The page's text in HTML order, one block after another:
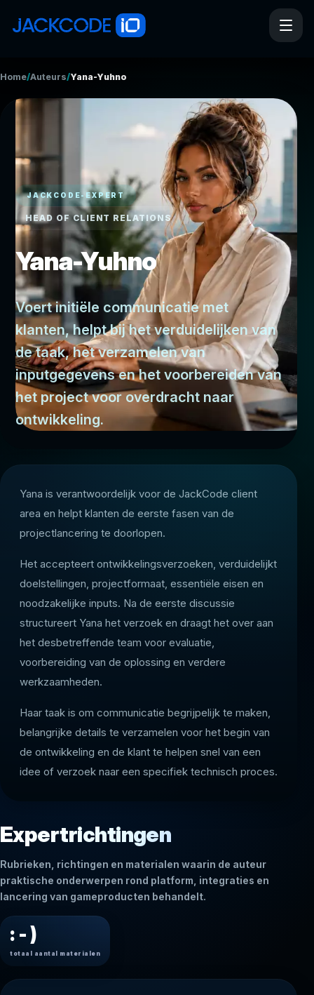
Home/Auteurs/Yana-Yuhno
JACKCODE-EXPERT
HEAD OF CLIENT RELATIONS
Yana-Yuhno
Voert initiële communicatie met
klanten, helpt bij het verduidelijken van
de taak, het verzamelen van
inputgegevens en het voorbereiden van
het project voor overdracht naar
ontwikkeling.
Yana is verantwoordelijk voor de JackCode client
area en helpt klanten de eerste fasen van de
projectlancering te doorlopen.
Het accepteert ontwikkelingsverzoeken, verduidelijkt
doelstellingen, projectformaat, essentiële eisen en
noodzakelijke inputs. Na de eerste discussie
structureert Yana het verzoek en draagt het over aan
het desbetreffende team voor evaluatie,
voorbereiding van de oplossing en verdere
werkzaamheden.
Haar taak is om communicatie begrijpelijk te maken,
belangrijke details te verzamelen voor het begin van
de ontwikkeling en de klant te helpen snel van een
idee of verzoek naar een specifiek technisch proces.
Expertrichtingen
Rubrieken, richtingen en materialen waarin de auteur
praktische onderwerpen rond platform, integraties en
lancering van gameproducten behandelt.
: - )
totaal aantal materialen